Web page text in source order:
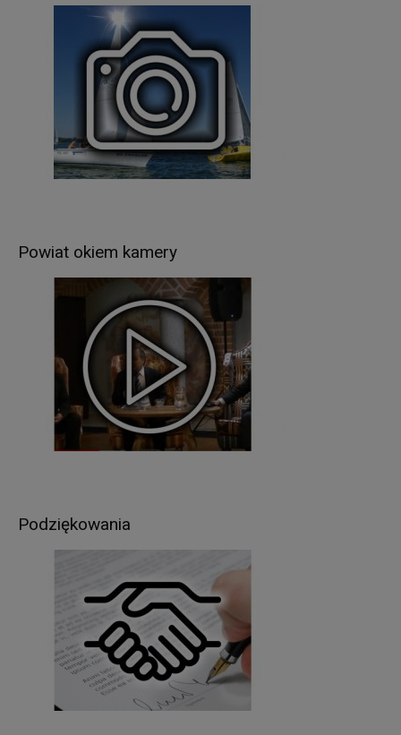
Powiat okiem kamery
Podziękowania
Administratora,
w pozostałych przypadkach Pani/Pana dane
osobowe przetwarzane są wyłącznie na podstawie
wcześniej udzielonej zgody w zakresie i celu
określonym w treści zgody (np. sprawy dot.
rekrutacji pracowników).
Podstawą prawną przetwarzania Pani/Pana
danych osobowych jest:
umowa zawarta między Panią/Panem a
udzielona przez Panią/Pana zgoda na
przetwarzanie danych osobowych – np. w celu
rekrutacji (art. 6 ust.1 lit. a RODO).
W związku z przetwarzaniem danych w celach
wskazanych w pkt 3,
Pani/Pana
mogą być udostępniane innym odbiorcom lub
kategoriom odbiorców danych osobowych
Odbiorcami Pani/Pana danych osobowych mogą
zlecenie organów władzy publicznej, w zakresie i
w celach, które wynikają z przepisów powszechnie
obowiązującego prawa (np. podmioty
kontrolujące, sądy, policja itp.);
inne podmioty, które na podstawie stosownych
umów podpisanych z Starostwem Powiatowym w
Giżycku przetwarzają dane osobowe, dla których
Administratorem jest Starosta Giżycki (np. usługi